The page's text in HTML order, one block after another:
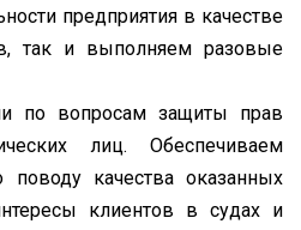
предприятия в качестве
так и выполняем разовые
по вопросам защиты прав
лиц. Обеспечиваем
качества оказанных
клиентов в судах и